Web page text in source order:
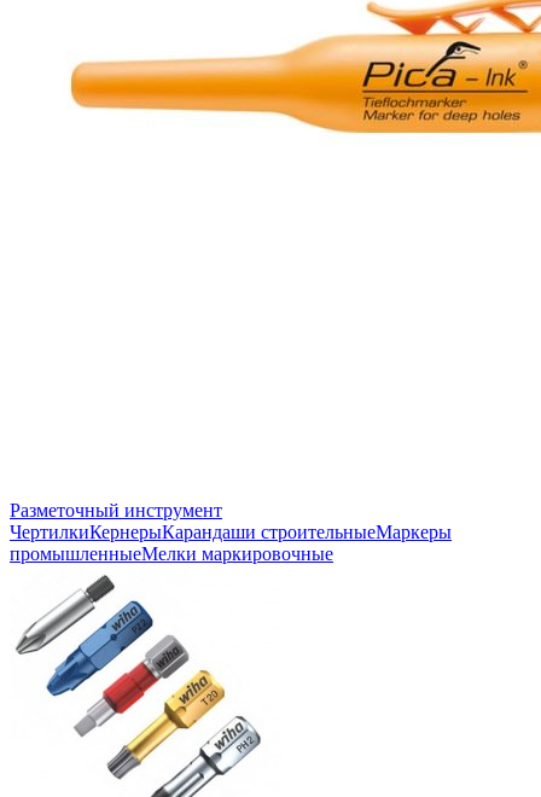
Разметочный инструмент
ЧертилкиКернерыКарандаши строительныеМаркеры
промышленныеМелки маркировочные